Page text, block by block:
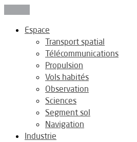
Espace
Transport spatial
Télécommunications
Propulsion
Vols habités
Observation
Sciences
Segment sol
Navigation
Industrie